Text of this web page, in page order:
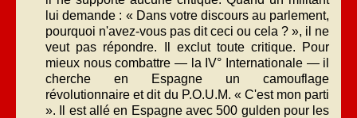
lui demande : « Dans votre discours au parlement,
pourquoi n'avez-vous pas dit ceci ou cela ? », il ne
veut pas répondre. Il exclut toute critique. Pour
mieux nous combattre — la IV° Internationale — il
cherche en Espagne un camouflage
révolutionnaire et dit du P.O.U.M. « C'est mon parti
». Il est allé en Espagne avec 500 gulden pour les